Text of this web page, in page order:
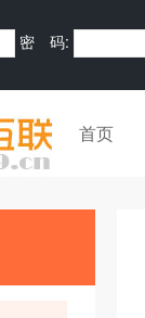
密 码:
首页